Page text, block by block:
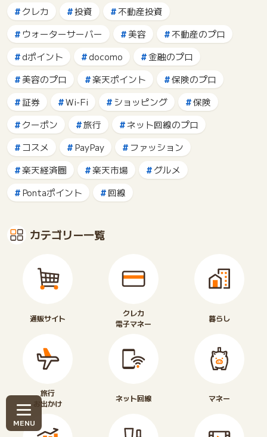
クレカ
投資
不動産投資
ウォーターサーバー
美容
不動産のプロ
dポイント
docomo
金融のプロ
美容のプロ
楽天ポイント
保険のプロ
証券
Wi-Fi ショッピング
保険
クーポン
旅行
ネット回線のプロ
コスメ
PayPay
ファッション
楽天経済圏
楽天市場
グルメ
Pontaポイント
回線
カテゴリー一覧
通販サイト
クレカ
電子マネー
暮らし
旅行
お出かけ
ネット回線 マネー